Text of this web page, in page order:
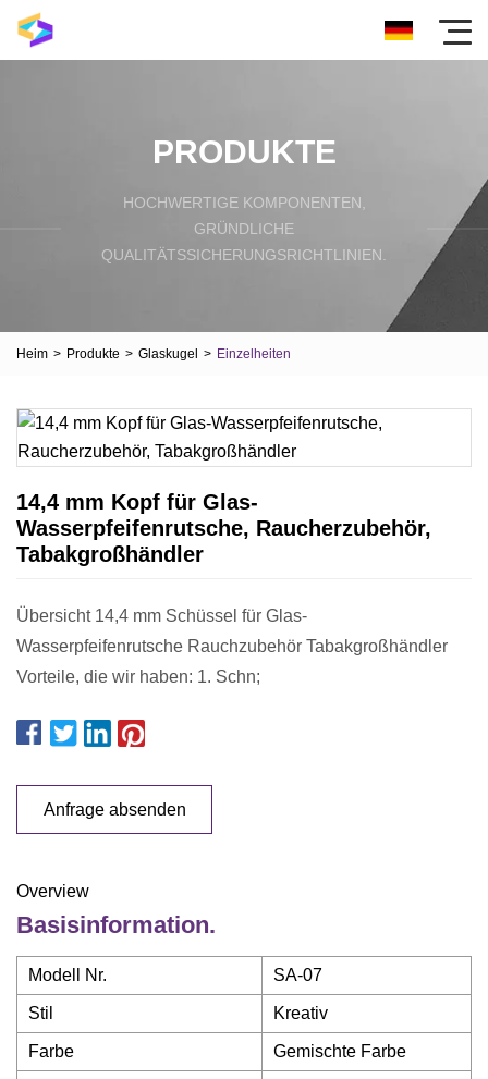
PRODUKTE
HOCHWERTIGE KOMPONENTEN,
GRÜNDLICHE
QUALITÄTSSICHERUNGSRICHTLINIEN.
Heim > Produkte > Glaskugel > Einzelheiten
14,4 mm Kopf für Glas-
Wasserpfeifenrutsche, Raucherzubehör,
Tabakgroßhändler
Übersicht 14,4 mm Schüssel für Glas-
Wasserpfeifenrutsche Rauchzubehör Tabakgroßhändler
Vorteile, die wir haben: 1. Schn;
Anfrage absenden
Overview
Basisinformation.
Modell Nr. SA-07
Stil Kreativ
Farbe Gemischte Farbe